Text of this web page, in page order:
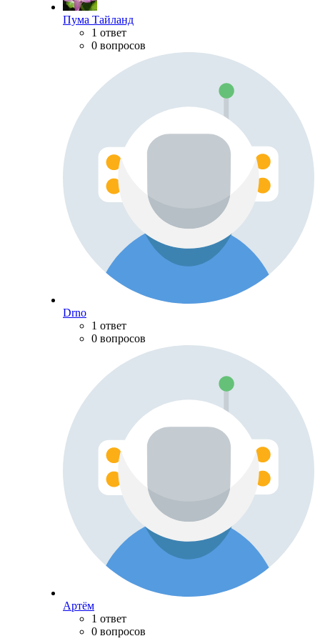
Пума Тайланд
1 ответ
0 вопросов
Drno
1 ответ
0 вопросов
Артём
1 ответ
0 вопросов